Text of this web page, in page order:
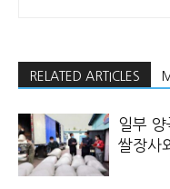
RELATED ARTICLES
일부
쌀장사